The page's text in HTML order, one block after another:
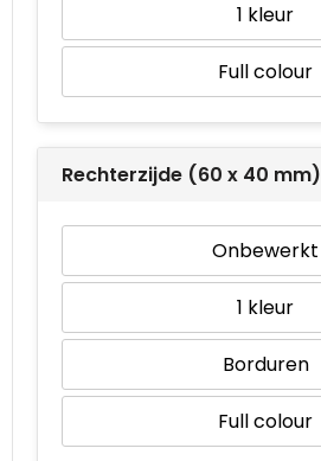
1
Full colour
Rechterzijde (60 x 40 mm)
Onbewerkt
1
Borduren
Full colour